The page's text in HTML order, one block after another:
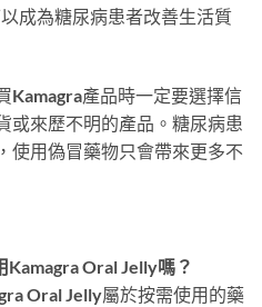
成為糖尿病患者改善生活質
Kamagra產品時一定要選擇信
或來歷不明的產品。糖尿病患
使用偽冒藥物只會帶來更多不
Oral Jelly嗎？
Oral Jelly屬於按需使用的藥